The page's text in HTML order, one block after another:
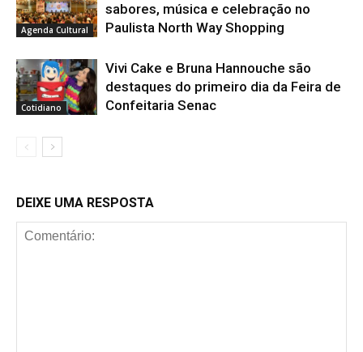
Agenda Cultural
sabores, música e celebração no
Paulista North Way Shopping
Cotidiano
Vivi Cake e Bruna Hannouche são
destaques do primeiro dia da Feira de
Confeitaria Senac
DEIXE UMA RESPOSTA